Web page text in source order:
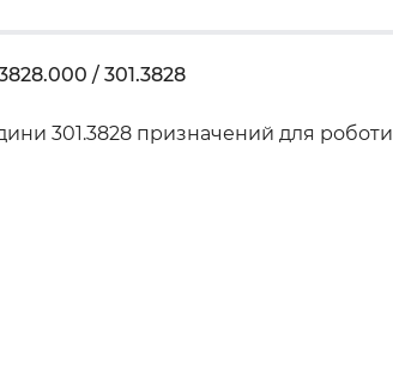
/ 301.3828
301.3828 призначений для